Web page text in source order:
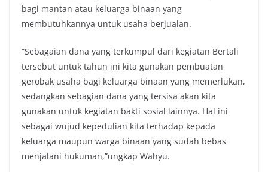
bagi mantan atau keluarga binaan yang
membutuhkannya untuk usaha berjualan.
“Sebagaian dana yang terkumpul dari kegiatan Bertali
tersebut untuk tahun ini kita gunakan pembuatan
gerobak usaha bagi keluarga binaan yang memerlukan,
sedangkan sebagian dana yang tersisa akan kita
gunakan untuk kegiatan bakti sosial lainnya. Hal ini
sebagai wujud kepedulian kita terhadap kepada
keluarga maupun warga binaan yang sudah bebas
menjalani hukuman,”ungkap Wahyu.